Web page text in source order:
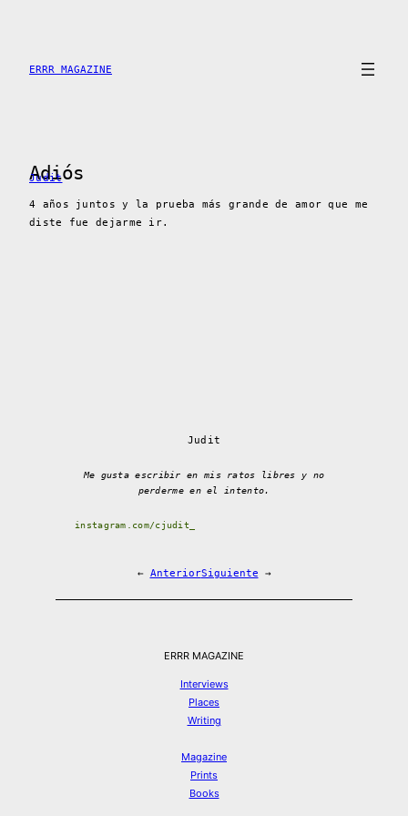
contenido
ERRR MAGAZINE
Adiós
Judit
4 años juntos y la prueba más grande de amor que me
diste fue dejarme ir.
Judit
Me gusta escribir en mis ratos libres y no
perderme en el intento.
instagram.com/cjudit_
← AnteriorSiguiente →
ERRR MAGAZINE
Interviews
Places
Writing
Magazine
Prints
Books